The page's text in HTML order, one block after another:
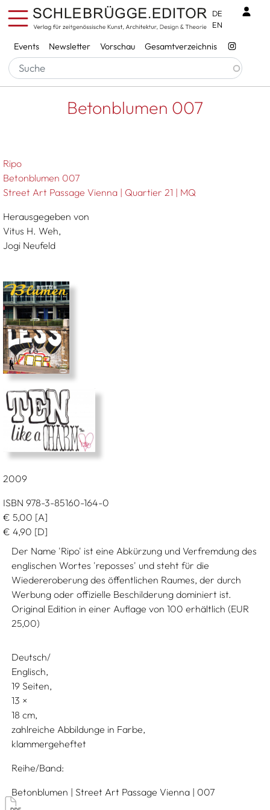
Direkt zum Inhalt
Services
Events Newsletter Vorschau Gesamtverzeichnis
DE
EN
Pfadnavigation
Startseite Betonblumen 007
Betonblumen 007
Ripo
Betonblumen 007
Street Art Passage Vienna | Quartier 21 | MQ
Herausgegeben von
Vitus H. Weh,
Jogi Neufeld
2009
ISBN 978-3-85160-164-0
€ 5,00 [A]
€ 4,90 [D]
Der Name 'Ripo' ist eine Abkürzung und Verfremdung des
englischen Wortes 'reposses' und steht für die
Wiedereroberung des öffentlichen Raumes, der durch
Werbung oder offizielle Beschilderung dominiert ist.
Original Edition in einer Auflage von 100 erhältlich (EUR
25,00)
Deutsch/
Englisch
19 Seiten,
13
18
zahlreiche Abbildunge in Farbe
klammergeheftet
Reihe/Band
Betonblumen | Street Art Passage Vienna | 007